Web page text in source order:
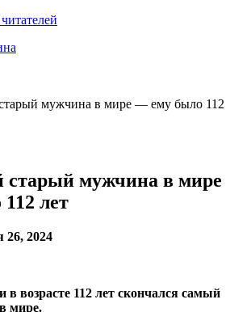
мужчина в мире — ему было 112
мужчина в мире
лет
26, 2024
в возрасте 112 лет скончался самый
мире.